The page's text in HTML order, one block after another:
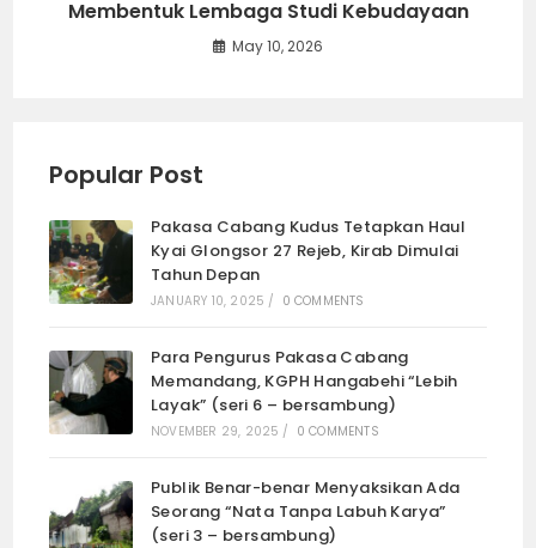
Membentuk Lembaga Studi Kebudayaan
May 10, 2026
Popular Post
Pakasa Cabang Kudus Tetapkan Haul
Kyai Glongsor 27 Rejeb, Kirab Dimulai
Tahun Depan
JANUARY 10, 2025 / 0 COMMENTS
Para Pengurus Pakasa Cabang
Memandang, KGPH Hangabehi “Lebih
Layak” (seri 6 – bersambung)
NOVEMBER 29, 2025 / 0 COMMENTS
Publik Benar-benar Menyaksikan Ada
Seorang “Nata Tanpa Labuh Karya”
(seri 3 – bersambung)